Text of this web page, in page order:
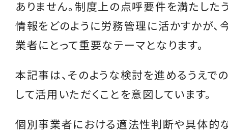
ありません。制度上の点呼要件を満たした
情報をどのように労務管理に活かすかが、
業者にとって重要なテーマとなります。
本記事は、そのような検討を進めるうえで
して活用いただくことを意図しています。
個別事業者における適法性判断や具体的